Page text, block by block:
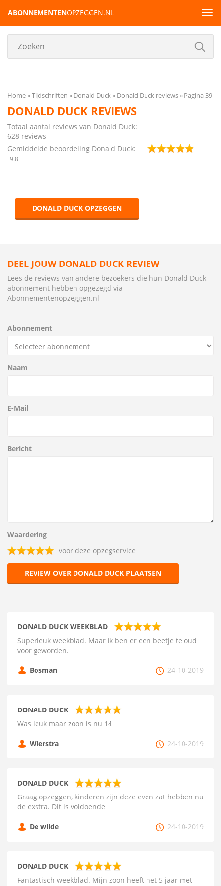
ABONNEMENTENOPZEGGEN.NL
Home Tijdschriften Donald Duck Donald Duck reviews Pagina 39
DONALD DUCK REVIEWS
Totaal aantal reviews van Donald Duck:
628 reviews
Gemiddelde beoordeling Donald Duck:
9.8
DONALD DUCK OPZEGGEN
DEEL JOUW DONALD DUCK REVIEW
Lees de reviews van andere bezoekers die hun Donald Duck
abonnement hebben opgezegd via
Abonnementenopzeggen.nl
Abonnement
Naam
E-Mail
Bericht
Waardering
voor deze opzegservice
REVIEW OVER DONALD DUCK PLAATSEN
DONALD DUCK WEEKBLAD
Superleuk weekblad. Maar ik ben er een beetje te oud
voor geworden.
Bosman 24-10-2019
DONALD DUCK
Was leuk maar zoon is nu 14
Wierstra 24-10-2019
DONALD DUCK
Graag opzeggen, kinderen zijn deze even zat hebben nu
de exstra. Dit is voldoende
De wilde 24-10-2019
DONALD DUCK
Fantastisch weekblad. Mijn zoon heeft het 5 jaar met